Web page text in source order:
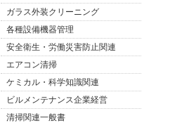
ガラス外装クリーニング
各種設備機器管理
安全衛生・労働災害防止関連
エアコン清掃
ケミカル・科学知識関連
ビルメンテナンス企業経営
清掃関連一般書